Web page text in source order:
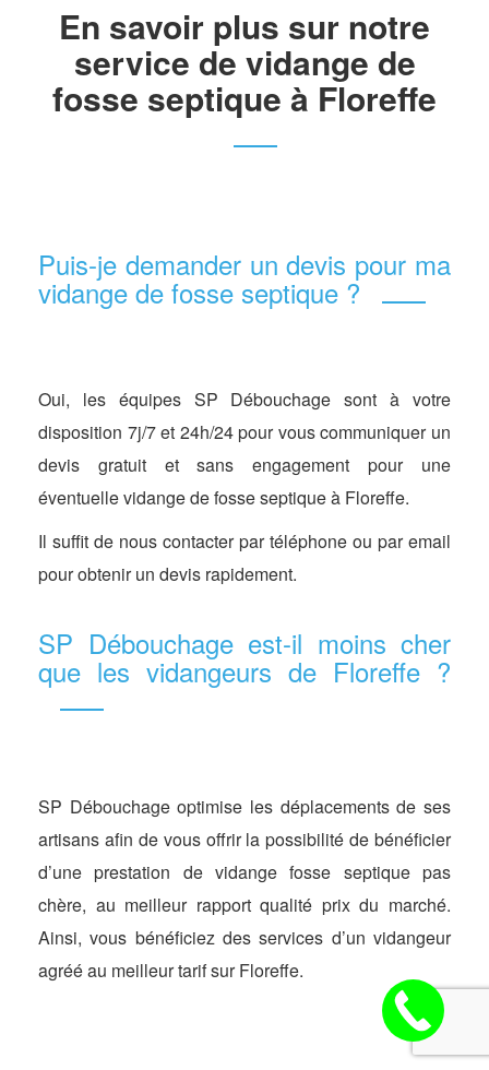
En savoir plus sur notre
service de vidange de
fosse septique à Floreffe
Puis-je demander un devis pour ma
vidange de fosse septique ?
Oui, les équipes SP Débouchage sont à votre
disposition 7j/7 et 24h/24 pour vous communiquer un
devis gratuit et sans engagement pour une
éventuelle vidange de fosse septique à Floreffe.
Il suffit de nous contacter par téléphone ou par email
pour obtenir un devis rapidement.
SP Débouchage est-il moins cher
que les vidangeurs de Floreffe ?
SP Débouchage optimise les déplacements de ses
artisans afin de vous offrir la possibilité de bénéficier
d’une prestation de vidange fosse septique pas
chère, au meilleur rapport qualité prix du marché.
Ainsi, vous bénéficiez des services d’un vidangeur
agréé au meilleur tarif sur Floreffe.